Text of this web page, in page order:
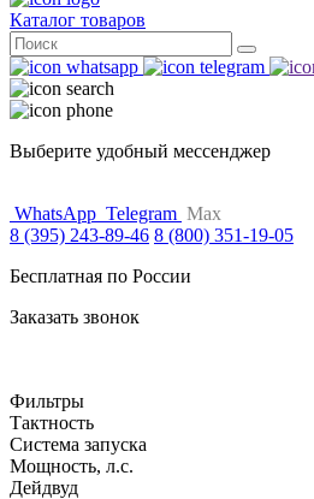
Каталог товаров
Поиск
for:
Выберите удобный мессенджер
WhatsApp Telegram Max
8 (395) 243-89-46 8 (800) 351-19-05
Бесплатная по России
Заказать звонок
Фильтры
Тактность
Система запуска
Мощность, л.с.
Дейдвуд